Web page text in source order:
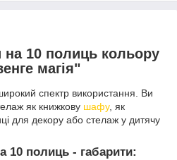
10 полиць кольору
магія"
спектр використання. Ви
як книжкову шафу, як
для декору або стелаж у дитячу
10 полиць - габарити: